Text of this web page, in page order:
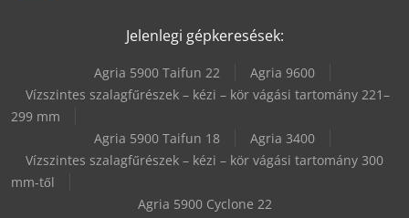
Jelenlegi gépkeresések:
Agria 5900 Taifun 22
Agria 9600
Vízszintes szalagfűrészek – kézi – kör vágási tartomány 221–
299 mm
Agria 5900 Taifun 18
Agria 3400
Vízszintes szalagfűrészek – kézi – kör vágási tartomány 300
mm-től
Agria 5900 Cyclone 22